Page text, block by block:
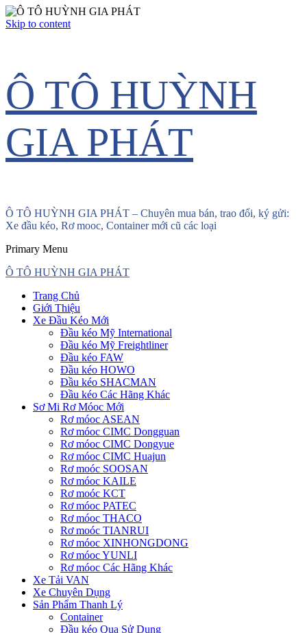
Skip to content
Ô TÔ HUỲNH
GIA PHÁT
Ô TÔ HUỲNH GIA PHÁT – Chuyên mua bán, trao đổi, ký gửi:
Xe đầu kéo, Rơ mooc, Container mới cũ các loại
Primary Menu
Ô TÔ HUỲNH GIA PHÁT
Trang Chủ
Giới Thiệu
Xe Đầu Kéo Mới
Đầu kéo Mỹ International
Đầu kéo Mỹ Freightliner
Đầu kéo FAW
Đầu kéo HOWO
Đầu kéo SHACMAN
Đầu kéo Các Hãng Khác
Sơ Mi Rơ Móoc Mới
Rơ móoc ASEAN
Rơ móoc CIMC Dongguan
Rơ móoc CIMC Dongyue
Rơ móoc CIMC Huajun
Rơ moóc SOOSAN
Rơ móoc KAILE
Rơ moóc KCT
Rơ móoc PATEC
Rơ móoc THACO
Rơ moóc TIANRUI
Rơ móoc XINHONGDONG
Rơ móoc YUNLI
Rơ móoc Các Hãng Khác
Xe Tải VAN
Xe Chuyên Dụng
Sản Phẩm Thanh Lý
Container
Đầu kéo Qua Sử Dụng